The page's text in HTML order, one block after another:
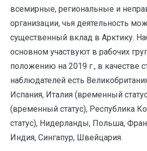
всемирные, региональные и
организации, чья деятельность
существенный вклад в Арктику.
основном участвуют в рабочих
положению на 2019 г., в качестве
наблюдателей есть
Испания, Италия (временный
(временный статус), Республика
статус), Нидерланды, Польша,
Индия, Сингапур, Швейцария.